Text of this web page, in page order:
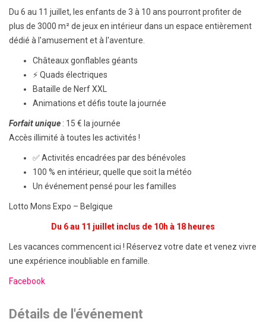
Du 6 au 11 juillet, les enfants de 3 à 10 ans pourront profiter de
plus de 3000 m² de jeux en intérieur dans un espace entièrement
dédié à l'amusement et à l'aventure.
Châteaux gonflables géants
⚡ Quads électriques
Bataille de Nerf XXL
Animations et défis toute la journée
Forfait unique : 15 € la journée
Accès illimité à toutes les activités !
✅ Activités encadrées par des bénévoles
100 % en intérieur, quelle que soit la météo
Un événement pensé pour les familles
Lotto Mons Expo – Belgique
Du 6 au 11 juillet inclus de 10h à 18 heures
Les vacances commencent ici ! Réservez votre date et venez vivre
une expérience inoubliable en famille.
Facebook
Détails de l'événement